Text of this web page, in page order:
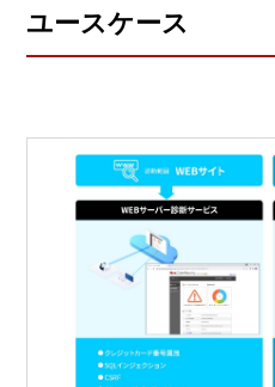
ユースケース